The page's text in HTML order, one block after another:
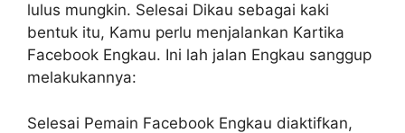
lulus mungkin. Selesai Dikau sebagai kaki
bentuk itu, Kamu perlu menjalankan Kartika
Facebook Engkau. Ini lah jalan Engkau sanggup
melakukannya:
Selesai Pemain Facebook Engkau diaktifkan,